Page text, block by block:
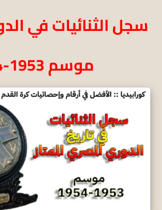
سجل الثنائيات في
موسم 1953-1954